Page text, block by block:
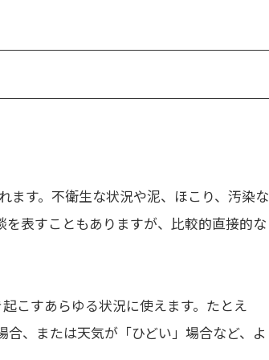
ます。不衛生な状況や泥、ほこり、汚染な
表すこともありますが、比較的直接的な
こすあらゆる状況に使えます。たとえ
、または天気が「ひどい」場合など、よ